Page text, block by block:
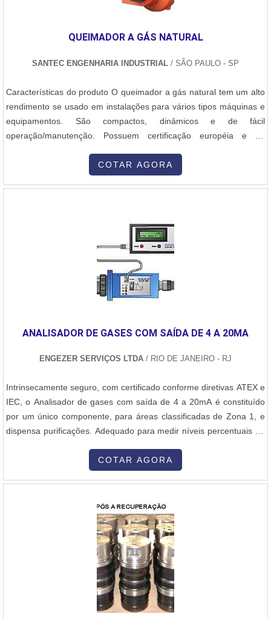
empresarial que sempre preza por diferenciação e qualidade em
dúvidas sobre os serviços do ramo, além de contar com os
melhores profissionais e instalações. Assim, a empresa conquista a
máquinas de solda. Além disso, a empresa ainda oferece as
melhores condições de pagamento do mercado e para compras
acima de seis mil reais a empresa parcela em 6 vezes. ..
QUEIMADOR A GÁS NATURAL
SANTEC ENGENHARIA INDUSTRIAL / SÃO PAULO - SP
Características do produto O queimador a gás natural tem um alto
rendimento se usado em instalações para vários tipos máquinas e
equipamentos. São compactos, dinâmicos e de fácil
operação/manutenção. Possuem certificação européia e de
regulariza o setor de combustão no Brasil. O queimador a gás
COTAR AGORA
ANALISADOR DE GASES COM SAÍDA DE 4 A 20MA
ENGEZER SERVIÇOS LTDA / RIO DE JANEIRO - RJ
Intrinsecamente seguro, com certificado conforme diretivas ATEX e
IEC, o Analisador de gases com saída de 4 a 20mA é constituído
por um único componente, para áreas classificadas de Zona 1, e
dispensa purificações. Adequado para medir níveis percentuais de
tóxicas, o Analisador de gases com saída de 4 a 20mA oferece
COTAR AGORA